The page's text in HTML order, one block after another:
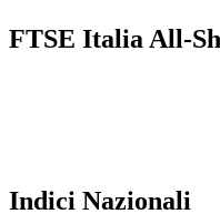
FTSE Italia All-
Indici Nazionali